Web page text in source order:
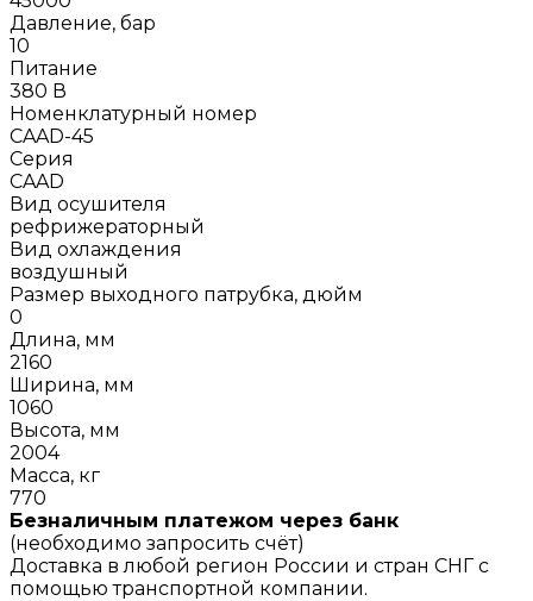
Давление, бар
10
Питание
380 В
Номенклатурный номер
CAAD-45
Серия
CAAD
Вид осушителя
рефрижераторный
Вид охлаждения
воздушный
Размер выходного патрубка, дюйм
0
Длина, мм
2160
Ширина, мм
1060
Высота, мм
2004
Масса, кг
770
Безналичным платежом через банк
(необходимо запросить счёт)
Доставка в любой регион России и стран СНГ с
помощью транспортной компании.